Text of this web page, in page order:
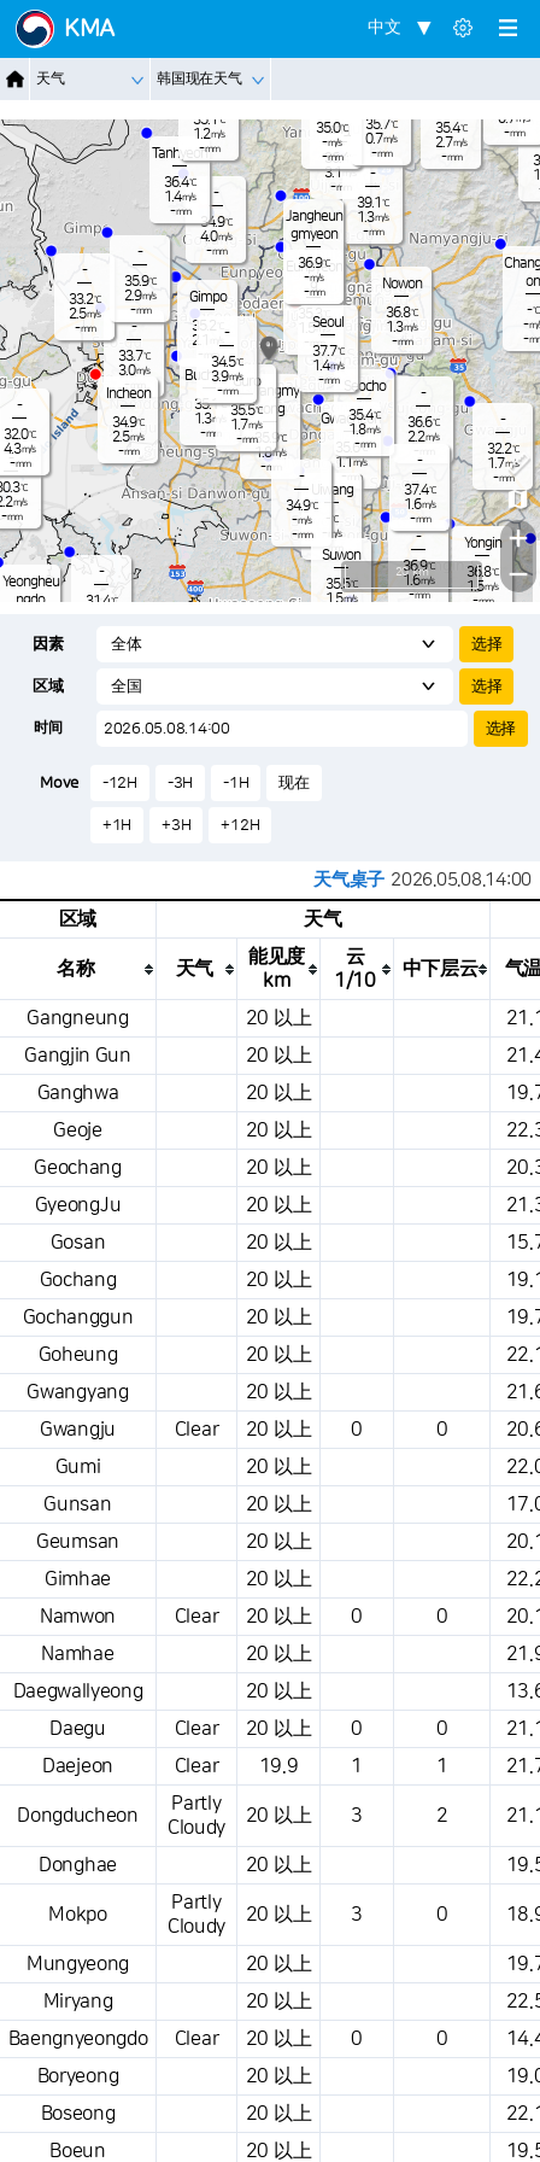
KMA 中文
天气 韩国现在天气
-
℃
m/s
-mm
Yeongheu
ngdo
m/s
Yangju
36.4
3.1m/s
-mm
Gwacheon
35.6℃
1.1m/s
-mm
Yongin
36.8℃
1.5m/s
-mm
-
32.2℃
1.7m/s
-mm
2.8m/s
-
31.4℃
-
33.7℃
3.0m/s
-mm
-
34.9℃
4.0m/s
-mm
Pocheon
35.4℃
2.7m/s
-mm
-
33.2℃
2.5m/s
-mm
on
-℃
-m/
-
Tanhyeon
36.4℃
1.4m/s
-mm
34.3
0.7 m/s
-mm
Uiwang
-℃
- m/s
-mm
Gimpo
35.2
2.1
-mm
Gwangmy
eong
35.9℃
1.8m/s
-mm
Bucheon
35.1℃
1.3m/s
-mm
-
35.9℃
2.9m/s
-mm
Guro
35.5℃
1.7m/s
-mm
Eunpyeon
g
35.3
1.5m/s
-mm
Nowon
36.8℃
1.3m/s
-mm
-
36.6℃
2.2m/s
-mm
Seocho
35.4℃
1.8m/s
-mm
-
39.1 ℃
1.3m/s
-mm
-
36.9℃
1.6m/s
-mm
-
34.9℃
-m/s
-mm
-
37.4℃
1.6m/s
-mm
Jangheun
gmyeon
36.9℃
-m/s
-mm
n
35.0℃
-m/s
-mm
35.7℃
0.1
-
-
32.0℃
4.3m/s
-mm
-
34.5℃
3.9m/s
-mm
Suwon
35.5℃
1.5m/s
Incheon
34.9℃
2.5m/s
-mm
Seoul
37.7℃
1.4m/s
-mm
Paju
35.1 ℃
1.2m/s
-mm
35.7℃
0.7m/s
-mm
+
−
20 km
因素
区域
时间
Move -12H -3H -1H 现在
+1H +3H +12H
天气桌子 2026.05.08.14:00
这是一张气象条件表，显示地点、天气、温度、降水量、风压、气压等。
区域 天气
名称 天气
能见度
km
云
1/10
中下层云 气
Gangneung 20 以上
Gangjin Gun
20 以上
Ganghwa
20 以上
Geoje
20 以上
Geochang
20 以上
GyeongJu
20 以上
Gosan
20 以上
Gochang
20 以上
Gochanggun
20 以上
Goheung
20 以上
Gwangyang
20 以上
Gwangju
Clear 20 以上 0 0
Gumi
20 以上
Gunsan
20 以上
Geumsan
20 以上
Gimhae
20 以上
Namwon
Clear 20 以上 0 0
Namhae
20 以上
Daegwallyeong
20 以上
Daegu
Clear 20 以上 0 0
Daejeon
Clear 19.9 1 1
Dongducheon
Partly
Cloudy
20 以上 3 2
Donghae 20 以上
Mokpo
Partly
Cloudy
20 以上 3 0
Mungyeong 20 以上
Miryang
20 以上
Baengnyeongdo
Clear 20 以上 0 0
Boryeong
20 以上
Boseong
20 以上
Boeun
20 以上